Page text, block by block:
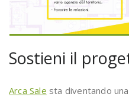
Sostieni il
Arca Sale sta diventando